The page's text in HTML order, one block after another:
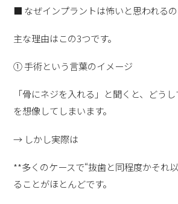
■ なぜインプラントは怖いと思われるの
主な理由はこの3つです。
① 手術という言葉のイメージ
「骨にネジを入れる」と聞くと、どう
を想像してしまいます。
→ しかし実際は
**多くのケースで“抜歯と同程度かそれ
ることがほとんどです。